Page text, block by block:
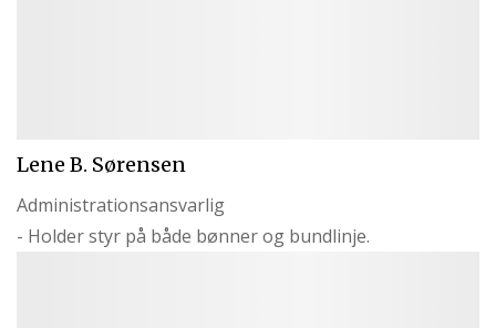
Lene B. Sørensen
Administrationsansvarlig
- Holder styr på både bønner og bundlinje.